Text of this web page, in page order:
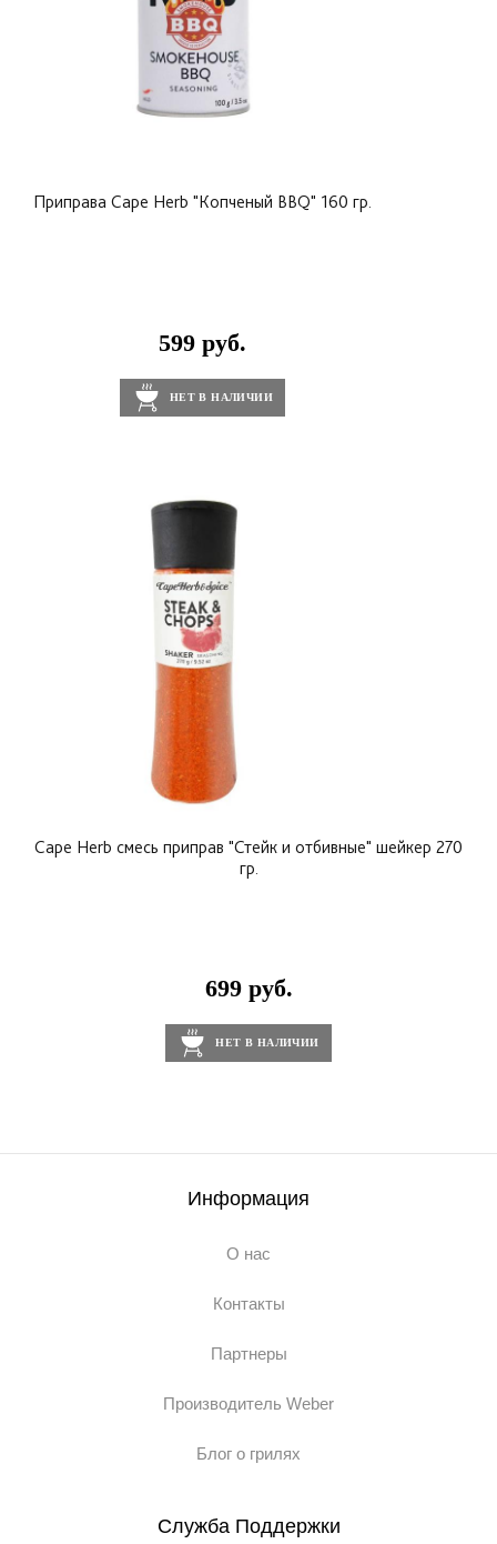
Приправа Cape Herb "Копченый BBQ" 160 гр.
599 руб.
НЕТ В НАЛИЧИИ
Cape Herb смесь приправ "Стейк и отбивные" шейкер 270
гр.
699 руб.
НЕТ В НАЛИЧИИ
Информация
О нас
Контакты
Партнеры
Производитель Weber
Блог о грилях
Служба Поддержки